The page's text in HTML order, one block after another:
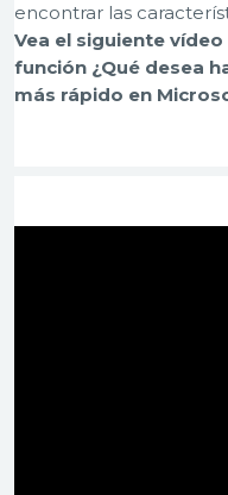
encontrar las
Vea el siguiente
función ¿Qué desea
más rápido en